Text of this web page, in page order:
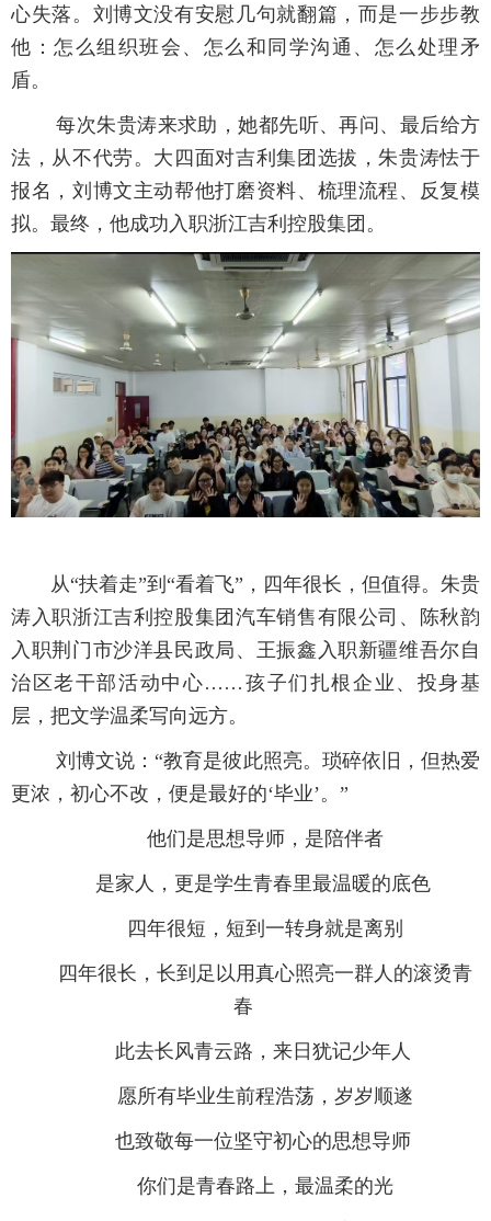
心失落。刘博文没有安慰几句就翻篇，而是一步步教
他：怎么组织班会、怎么和同学沟通、怎么处理矛
盾。
每次朱贵涛来求助，她都先听、再问、最后给方
法，从不代劳。大四面对吉利集团选拔，朱贵涛怯于
报名，刘博文主动帮他打磨资料、梳理流程、反复模
拟。最终，他成功入职浙江吉利控股集团。
从“扶着走”到“看着飞”，四年很长，但值得。朱贵
涛入职浙江吉利控股集团汽车销售有限公司、陈秋韵
入职荆门市沙洋县民政局、王振鑫入职新疆维吾尔自
治区老干部活动中心……孩子们扎根企业、投身基
层，把文学温柔写向远方。
刘博文说：“教育是彼此照亮。琐碎依旧，但热爱
更浓，初心不改，便是最好的‘毕业’。”
他们是思想导师，是陪伴者
是家人，更是学生青春里最温暖的底色
四年很短，短到一转身就是离别
四年很长，长到足以用真心照亮一群人的滚烫青
春
此去长风青云路，来日犹记少年人
愿所有毕业生前程浩荡，岁岁顺遂
也致敬每一位坚守初心的思想导师
你们是青春路上，最温柔的光